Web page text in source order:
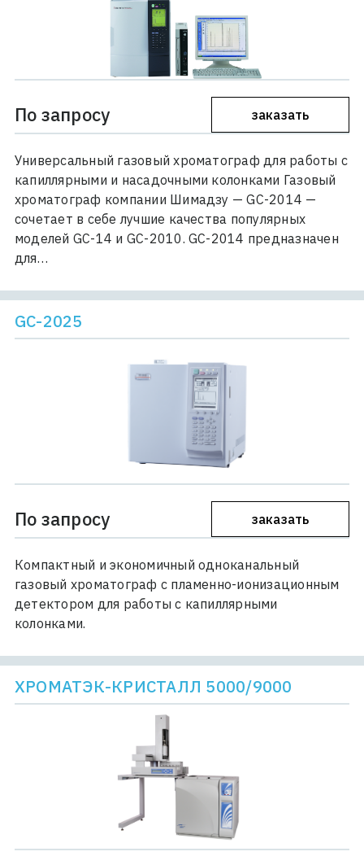
По запросу заказать
Универсальный газовый хроматограф для работы с
капиллярными и насадочными колонками Газовый
хроматограф компании Шимадзу — GC-2014 —
сочетает в себе лучшие качества популярных
моделей GC-14 и GC-2010. GC-2014 предназначен
для…
GC-2025
По запросу заказать
Компактный и экономичный одноканальный
газовый хроматограф с пламенно-ионизационным
детектором для работы с капиллярными
колонками.
ХРОМАТЭК-КРИСТАЛЛ 5000/9000